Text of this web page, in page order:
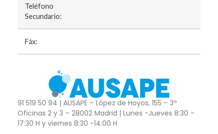
Teléfono
Secundario:
Fáx:
91 519 50 94 | AUSAPE – López de Hoyos, 155 – 3º
Oficinas 2 y 3 – 28002 Madrid | Lunes -Jueves 8:30 –
17:30 H y viernes 8:30 -14:00 H